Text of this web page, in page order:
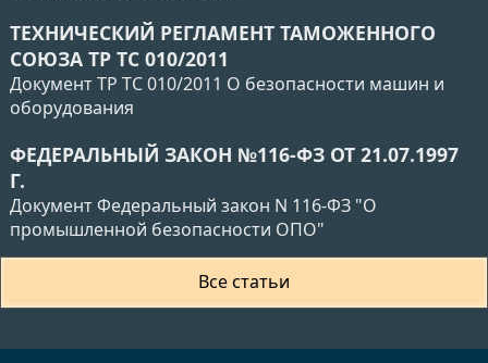
ТЕХНИЧЕСКИЙ РЕГЛАМЕНТ ТАМОЖЕННОГО
СОЮЗА ТР ТС 010/2011
Документ ТР ТС 010/2011 О безопасности машин и
оборудования
ФЕДЕРАЛЬНЫЙ ЗАКОН №116-ФЗ ОТ 21.07.1997
Г.
Документ Федеральный закон N 116-ФЗ "О
промышленной безопасности ОПО"
Все статьи